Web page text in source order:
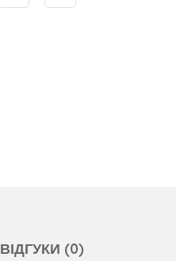
ВІДГУКИ (0)